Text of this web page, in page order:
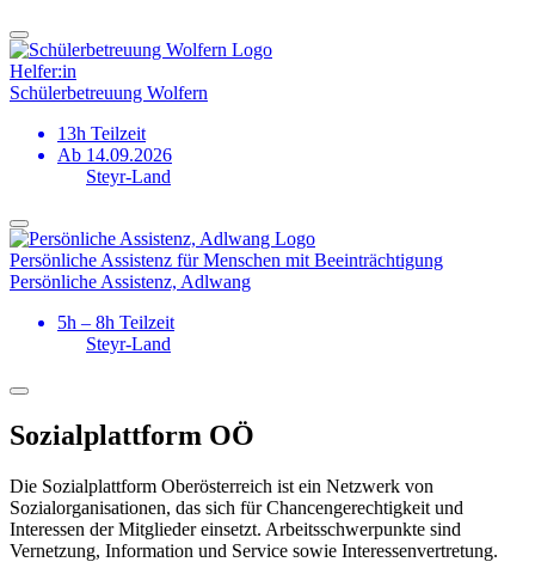
Helfer:in
Schülerbetreuung Wolfern
13h Teilzeit
Ab 14.09.2026
Steyr-Land
Persönliche Assistenz für Menschen mit Beeinträchtigung
Persönliche Assistenz, Adlwang
5h – 8h Teilzeit
Steyr-Land
Sozialplattform OÖ
Die Sozialplattform Oberösterreich ist ein Netzwerk von
Sozialorganisationen, das sich für Chancengerechtigkeit und
Interessen der Mitglieder einsetzt. Arbeitsschwerpunkte sind
Vernetzung, Information und Service sowie Interessenvertretung.